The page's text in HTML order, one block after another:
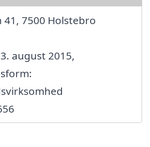
41, 7500 Holstebro
august 2015,